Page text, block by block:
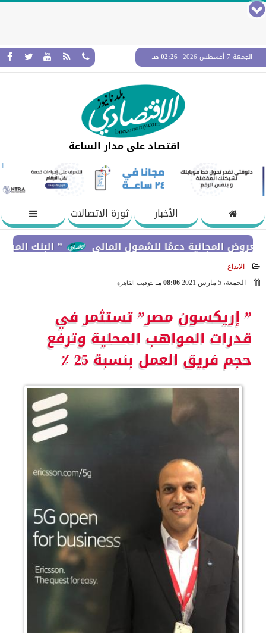
الجمعة 7 أغسطس 2026 02:26 صـ
اقتصاد على مدار الساعة
الأخبار
ثورة الاتصالات
” البنك المركزي” : معدلات الشمول المالي
دعمًا للشمول المالي
الابداع
الجمعة، 5 مارس 2021
08:06 مـ بتوقيت القاهرة
” إريكسون مصر” تستثمر في
قدرات المواهب المحلية وترفع
حجم فريق العمل بنسبة 25 ٪